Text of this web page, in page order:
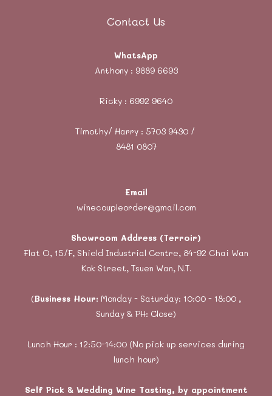
Contact Us
WhatsApp
Anthony : 9889 6693
Ricky : 6992 9640
Timothy/ Harry : 5703 9430 /
8481 0807
Email
winecoupleorder@gmail.com
Showroom Address (Terroir)
Flat O, 15/F, Shield Industrial Centre, 84-92 Chai Wan
Kok Street, Tsuen Wan, N.T.
(Business Hour: Monday - Saturday: 10:00 - 18:00 ,
Sunday & PH: Close)
Lunch Hour : 12:50-14:00 (No pick up services during
lunch hour)
Self Pick & Wedding Wine Tasting, by appointment